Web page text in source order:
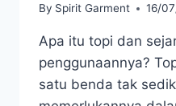
By Spirit Garment 16/
Apa itu topi dan
penggunaannya?
satu benda tak